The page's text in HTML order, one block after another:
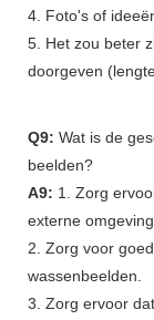
4. Foto's of
5. Het zou beter
doorgeven
Q9: Wat is de
beelden?
A9: 1. Zorg
externe omgeving
2. Zorg voor
wassenbeelden.
3. Zorg ervoor